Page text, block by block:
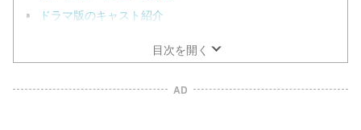
ドラマ版のキャスト紹介
目次を開く
AD